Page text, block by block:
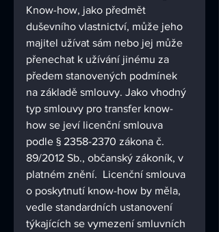
Know-how, jako předmět
duševního vlastnictví, může jeho
majitel užívat sám nebo jej může
přenechat k užívání jinému za
předem stanovených podmínek
na základě smlouvy. Jako vhodný
typ smlouvy pro transfer know-
how se jeví licenční smlouva
podle § 2358-2370 zákona č.
89/2012 Sb., občanský zákoník, v
platném znění.  Licenční smlouva
o poskytnutí know-how by měla,
vedle standardních ustanovení
týkajících se vymezení smluvních